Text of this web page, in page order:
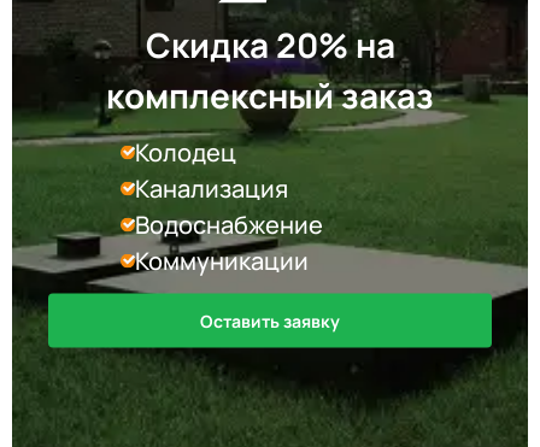
Скидка 20% на
комплексный заказ
Колодец
Канализация
Водоснабжение
Коммуникации
Оставить заявку